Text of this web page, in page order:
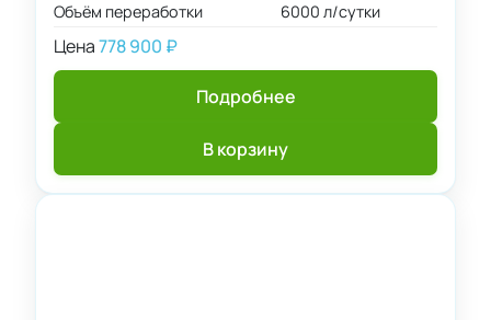
Объём переработки
6000 л/сутки
Цена778 900 ₽
Подробнее
В корзину